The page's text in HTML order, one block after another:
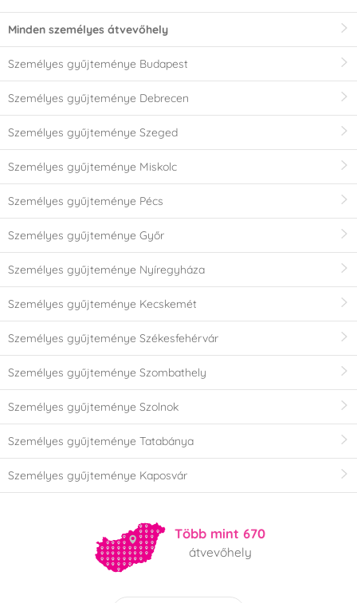
Minden személyes átvevőhely
Személyes gyűjteménye Budapest
Személyes gyűjteménye Debrecen
Személyes gyűjteménye Szeged
Személyes gyűjteménye Miskolc
Személyes gyűjteménye Pécs
Személyes gyűjteménye Győr
Személyes gyűjteménye Nyíregyháza
Személyes gyűjteménye Kecskemét
Személyes gyűjteménye Székesfehérvár
Személyes gyűjteménye Szombathely
Személyes gyűjteménye Szolnok
Személyes gyűjteménye Tatabánya
Személyes gyűjteménye Kaposvár
Több mint 670
átvevőhely